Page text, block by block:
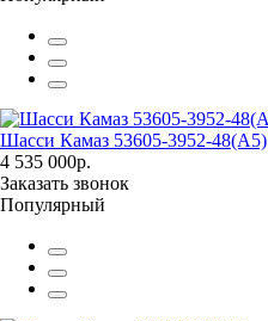
Шасси Камаз 53605-3952-48(A5)
4 535 000р.
Заказать звонок
Популярный